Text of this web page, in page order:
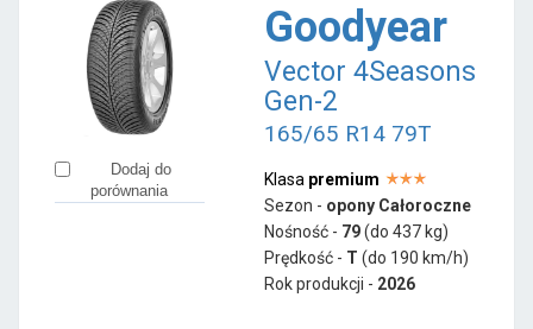
Dodaj do
porównania
Goodyear
Vector 4Seasons
Gen-2
165/65 R14 79T
Klasa premium
Sezon - opony Całoroczne
Nośność - 79(do 437 kg)
Prędkość - T (do 190 km/h)
Rok produkcji - 2026